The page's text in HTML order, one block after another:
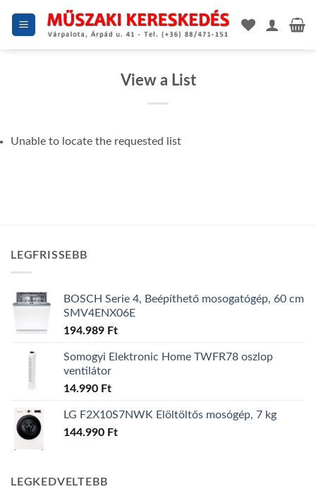
View a List
Unable to locate the requested list
LEGFRISSEBB
BOSCH Serie 4, Beépíthető mosogatógép, 60 cm
SMV4ENX06E
194.989 Ft
Somogyi Elektronic Home TWFR78 oszlop
ventilátor
14.990 Ft
LG F2X10S7NWK Elöltöltős mosógép, 7 kg
144.990 Ft
LEGKEDVELTEBB